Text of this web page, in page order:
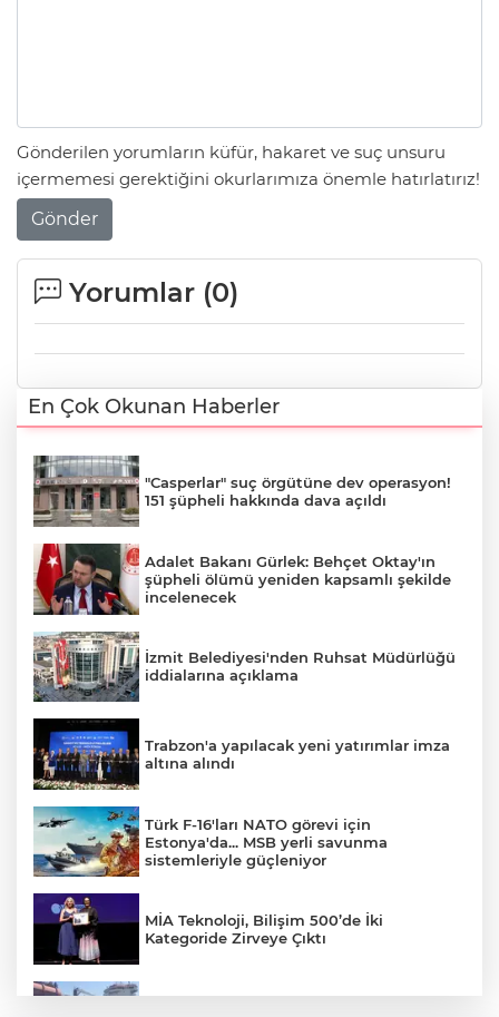
Gönderilen yorumların küfür, hakaret ve suç unsuru
içermemesi gerektiğini okurlarımıza önemle hatırlatırız!
Gönder
Yorumlar (0)
En Çok Okunan Haberler
"Casperlar" suç örgütüne dev operasyon!
151 şüpheli hakkında dava açıldı
Adalet Bakanı Gürlek: Behçet Oktay'ın
şüpheli ölümü yeniden kapsamlı şekilde
incelenecek
İzmit Belediyesi'nden Ruhsat Müdürlüğü
iddialarına açıklama
Trabzon'a yapılacak yeni yatırımlar imza
altına alındı
Türk F-16'ları NATO görevi için
Estonya'da... MSB yerli savunma
sistemleriyle güçleniyor
MİA Teknoloji, Bilişim 500’de İki
Kategoride Zirveye Çıktı